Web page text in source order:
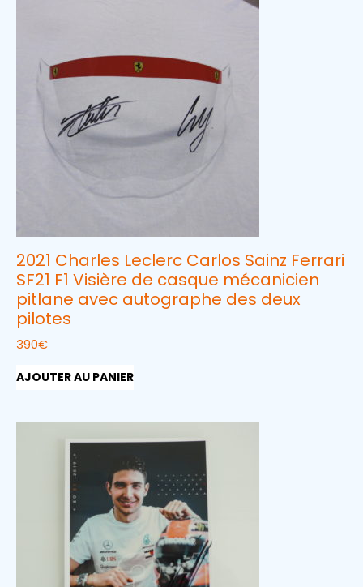
2021 Charles Leclerc Carlos Sainz Ferrari
SF21 F1 Visière de casque mécanicien
pitlane avec autographe des deux
pilotes
390€
AJOUTER AU PANIER